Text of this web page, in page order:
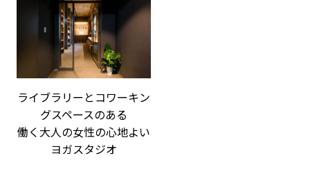
ライブラリーとコワーキン
グスペースのある
働く大人の女性の心地よい
ヨガスタジオ